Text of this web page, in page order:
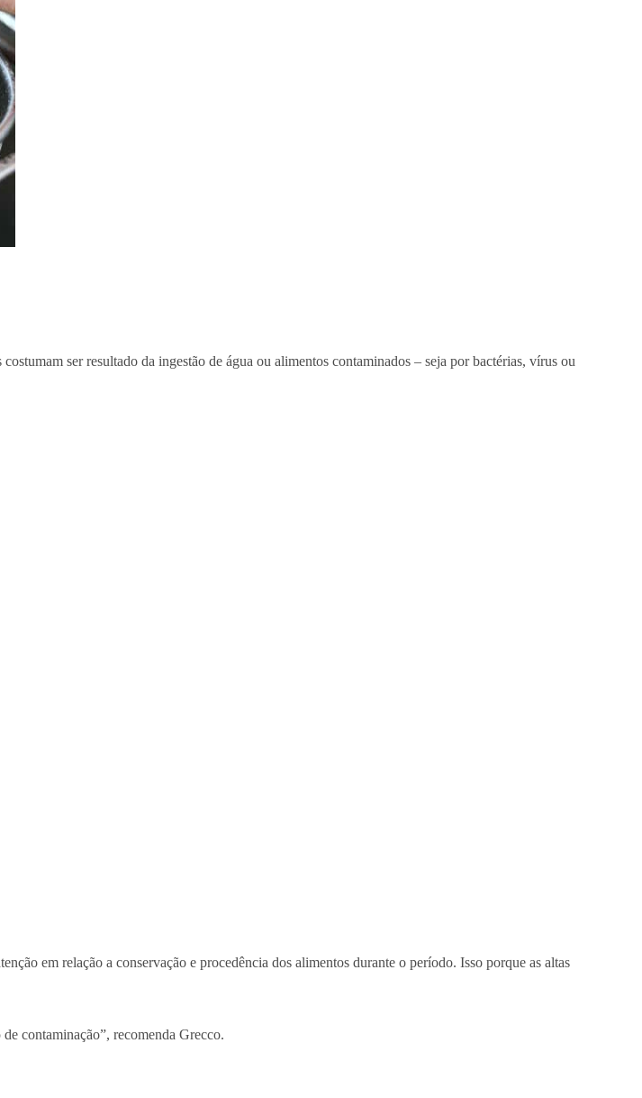
ser resultado da ingestão de água ou alimentos contaminados – seja por bactérias, vírus ou
em relação a conservação e procedência dos alimentos durante o período. Isso porque as altas
contaminação”, recomenda Grecco.